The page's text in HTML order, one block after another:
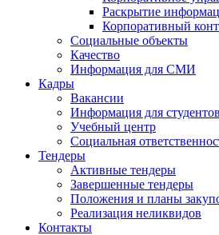
Раскрытие
Корпоративный
Социальные объекты
Качество
Информация для СМИ
Кадры
Вакансии
Информация для
Учебный центр
Социальная
Тендеры
Активные тендеры
Завершенные тендеры
Положения и планы
Реализация неликвидов
Контакты